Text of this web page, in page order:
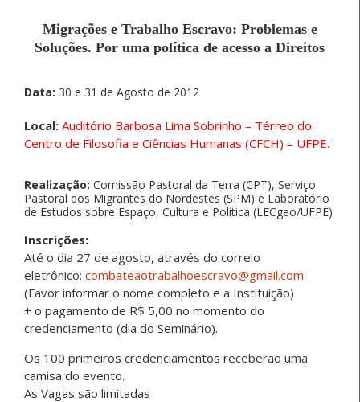
Migrações e Trabalho Escravo: Problemas e
Soluções. Por uma política de acesso a Direitos
Data: 30 e 31 de Agosto de 2012
Local: Auditório Barbosa Lima Sobrinho – Térreo do
Centro de Filosofia e Ciências Humanas (CFCH) – UFPE.
Realização: Comissão Pastoral da Terra (CPT), Serviço
Pastoral dos Migrantes do Nordestes (SPM) e Laboratório
de Estudos sobre Espaço, Cultura e Política (LECgeo/UFPE)
Inscrições:
Até o dia 27 de agosto, através do correio
eletrônico: combateaotrabalhoescravo@gmail.com
(Favor informar o nome completo e a Instituição)
+ o pagamento de R$ 5,00 no momento do
credenciamento (dia do Seminário).
Os 100 primeiros credenciamentos receberão uma
camisa do evento.
As Vagas são limitadas